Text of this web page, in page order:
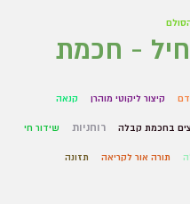
- חכמת
קיצור ליקוטי מוהרן קנאה
בחכמת קבלה רוחניות שידור חי
תורה אור לקריאה תזונה